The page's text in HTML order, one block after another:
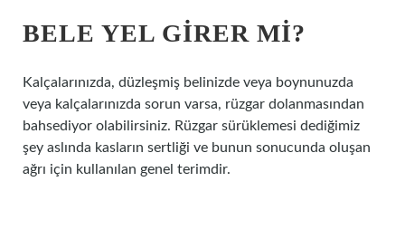
BELE YEL GIRER MI?
Kalçalarınızda, düzleşmiş belinizde veya boynunuzda
veya kalçalarınızda sorun varsa, rüzgar dolanmasından
bahsediyor olabilirsiniz. Rüzgar sürüklemesi dediğimiz
şey aslında kasların sertliği ve bunun sonucunda oluşan
ağrı için kullanılan genel terimdir.